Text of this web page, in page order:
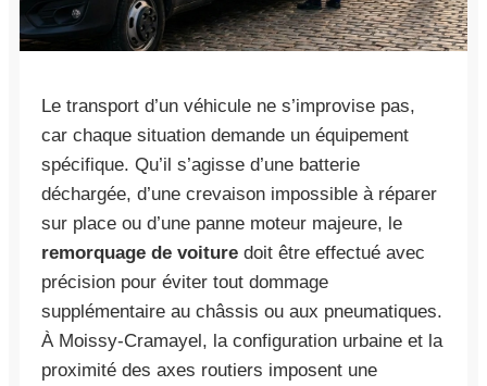
Le transport d’un véhicule ne s’improvise pas,
car chaque situation demande un équipement
spécifique. Qu’il s’agisse d’une batterie
déchargée, d’une crevaison impossible à réparer
sur place ou d’une panne moteur majeure, le
remorquage de voiture doit être effectué avec
précision pour éviter tout dommage
supplémentaire au châssis ou aux pneumatiques.
À Moissy-Cramayel, la configuration urbaine et la
proximité des axes routiers imposent une